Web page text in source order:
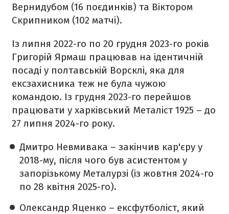
Вернидубом (16 поєдинків) та Віктором
Скрипником (102 матчі).
Із липня 2022-го по 20 грудня 2023-го років
Григорій Ярмаш працював на ідентичній
посаді у полтавській Ворсклі, яка для
ексзахисника теж не була чужою
командою. Із грудня 2023-го перейшов
працювати у харківський Металіст 1925 – до
27 липня 2024-го року.
Дмитро Невмивака – закінчив кар'єру у
2018-му, після чого був асистентом у
запорізькому Металурзі (із жовтня 2024-го
по 28 квітня 2025-го).
Олександр Яценко – ексфутболіст, який